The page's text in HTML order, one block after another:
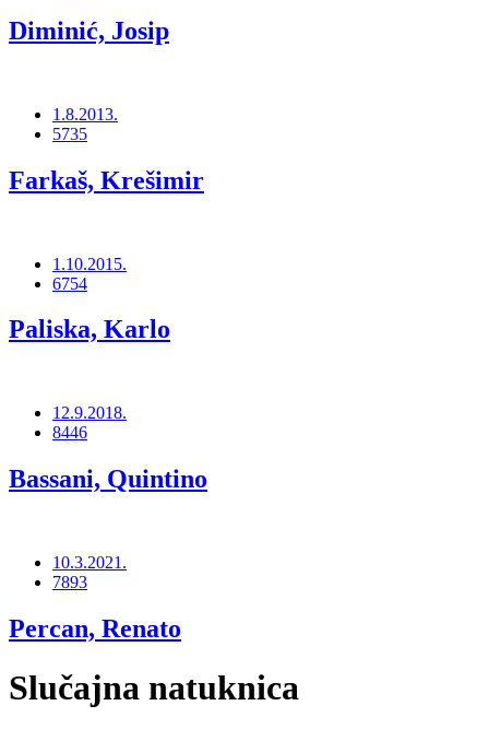
Diminić, Josip
1.8.2013.
5735
Farkaš, Krešimir
1.10.2015.
6754
Paliska, Karlo
12.9.2018.
8446
Bassani, Quintino
10.3.2021.
7893
Percan, Renato
Slučajna natuknica